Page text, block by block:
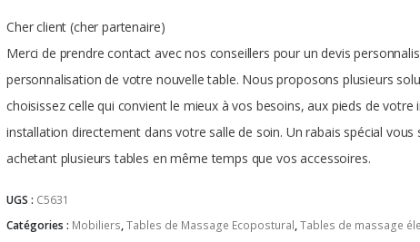
Cher client (cher partenaire)
Merci de prendre contact avec nos conseillers pour un devis
personnalisation de votre nouvelle table. Nous proposons plusieurs
choisissez celle qui convient le mieux à vos besoins, aux pieds de votre
installation directement dans votre salle de soin. Un rabais spécial vous
achetant plusieurs tables en même temps que vos accessoires.
UGS : C5631
Catégories : Mobiliers,Tables de Massage Ecopostural,Tables de massage